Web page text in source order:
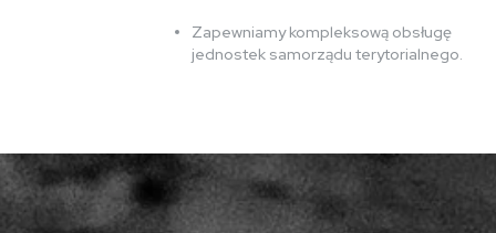
Zapewniamy kompleksową obsługę
jednostek samorządu terytorialnego.